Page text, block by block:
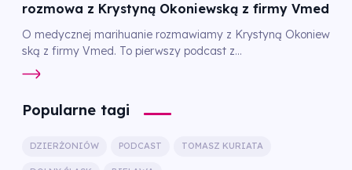
rozmowa z Krystyną Okoniewską z firmy Vmed
O medycznej marihuanie rozmawiamy z Krystyną Okoniew
ską z firmy Vmed. To pierwszy podcast z...
Popularne tagi
DZIERŻONIÓW PODCAST TOMASZ KURIATA